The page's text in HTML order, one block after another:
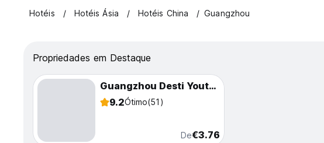
Hotéis Hotéis Ásia Hotéis China Guangzhou
Propriedades em Destaque
Guangzhou Desti Youth Hostel
9.2Ótimo(51)
De€3.76